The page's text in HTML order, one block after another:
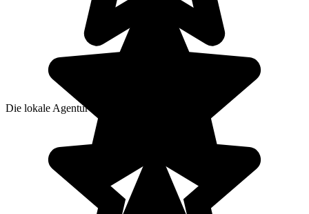
Die lokale Agentur von Buddhika